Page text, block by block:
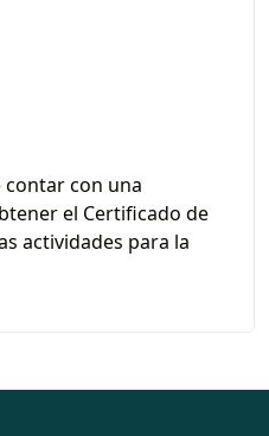
contar con una
el Certificado de
actividades para la